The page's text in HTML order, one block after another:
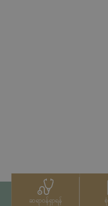
ဆရာဝန်ရှာရန်